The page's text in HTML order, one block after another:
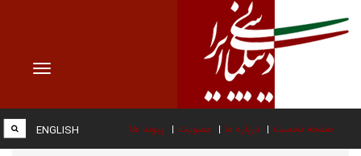
Toggle
صفحه نخست درباره ما عضویت پیوند ها ENGLISH